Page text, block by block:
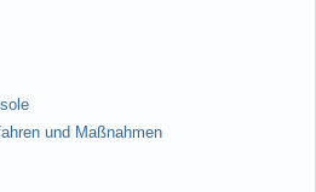
und Maßnahmen